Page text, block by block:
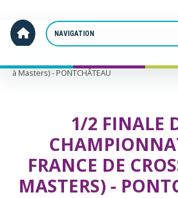
Accueil
à Masters) - PONTCHÂTEAU
1/2 FINALE
FRANCE DE
MASTERS) -